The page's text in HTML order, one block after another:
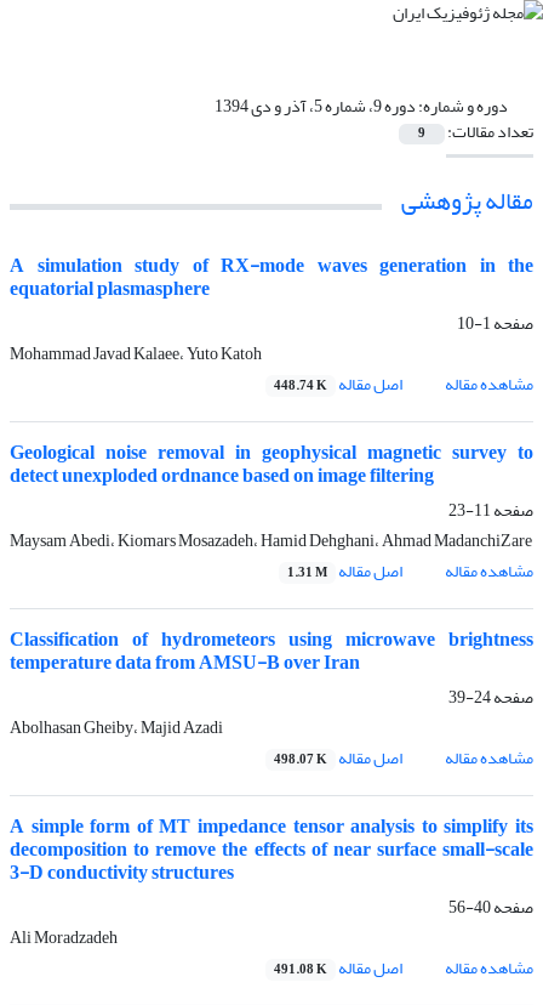
دوره و شماره:دوره 9، شماره 5، آذر و دی 1394
تعداد مقالات: 9
مقاله پژوهشی‌
A simulation study of RX-mode waves generation in the
equatorial plasmasphere
صفحه1-10
Mohammad Javad Kalaee، Yuto Katoh
مشاهده مقاله
اصل مقاله 448.74 K
Geological noise removal in geophysical magnetic survey to
detect unexploded ordnance based on image filtering
صفحه11-23
Maysam Abedi، Kiomars Mosazadeh، Hamid Dehghani، Ahmad MadanchiZare
مشاهده مقاله
اصل مقاله 1.31 M
Classification of hydrometeors using microwave brightness
temperature data from AMSU-B over Iran
صفحه24-39
Abolhasan Gheiby، Majid Azadi
مشاهده مقاله
اصل مقاله 498.07 K
A simple form of MT impedance tensor analysis to simplify its
decomposition to remove the effects of near surface small-scale
3-D conductivity structures
صفحه40-56
Ali Moradzadeh
مشاهده مقاله
اصل مقاله 491.08 K